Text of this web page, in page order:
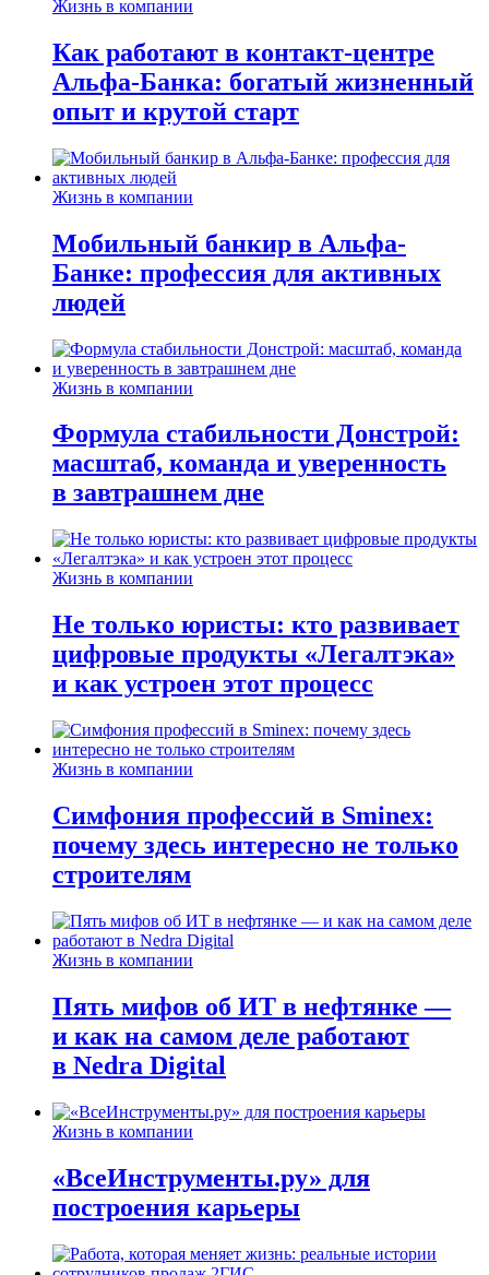
Жизнь в компании
Как работают в контакт-центре
Альфа-Банка: богатый жизненный
опыт и крутой старт
Жизнь в компании
Мобильный банкир в Альфа-
Банке: профессия для активных
людей
Жизнь в компании
Формула стабильности Донстрой:
масштаб, команда и уверенность
в завтрашнем дне
Жизнь в компании
Не только юристы: кто развивает
цифровые продукты «Легалтэка»
и как устроен этот процесс
Жизнь в компании
Симфония профессий в Sminex:
почему здесь интересно не только
строителям
Жизнь в компании
Пять мифов об ИТ в нефтянке —
и как на самом деле работают
в Nedra Digital
Жизнь в компании
«ВсеИнструменты.ру» для
построения карьеры